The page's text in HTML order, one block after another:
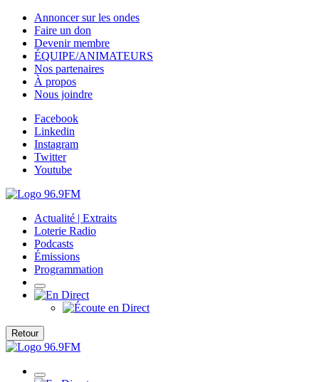
Annoncer sur les ondes
Faire un don
Devenir membre
ÉQUIPE/ANIMATEURS
Nos partenaires
À propos
Nous joindre
Facebook
Linkedin
Instagram
Twitter
Youtube
Actualité | Extraits
Loterie Radio
Podcasts
Émissions
Programmation
Retour